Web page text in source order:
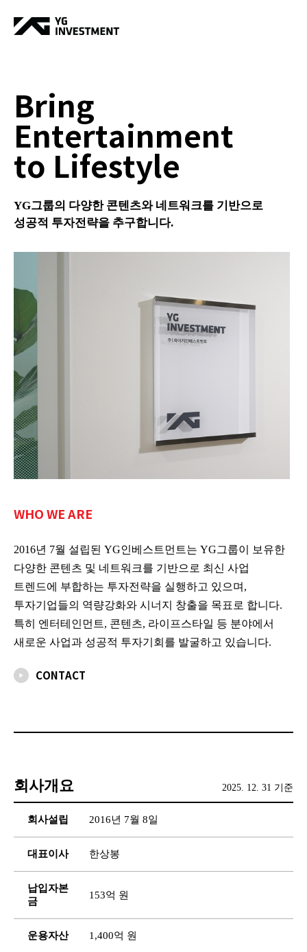
Bring
Entertainment
to Lifestyle
YG그룹의 다양한 콘텐츠와 네트워크를 기반으로
성공적 투자전략을 추구합니다.
WHO WE ARE
2016년 7월 설립된 YG인베스트먼트는 YG그룹이 보유한
다양한 콘텐츠 및 네트워크를 기반으로 최신 사업
트렌드에 부합하는 투자전략을 실행하고 있으며,
투자기업들의 역량강화와 시너지 창출을 목표로 합니다.
특히 엔터테인먼트, 콘텐츠, 라이프스타일 등 분야에서
새로운 사업과 성공적 투자기회를 발굴하고 있습니다.
CONTACT
회사개요 2025. 12. 31 기준
회사설립 2016년 7월 8일
대표이사 한상봉
납입자본
금
153억 원
운용자산 1,400억 원